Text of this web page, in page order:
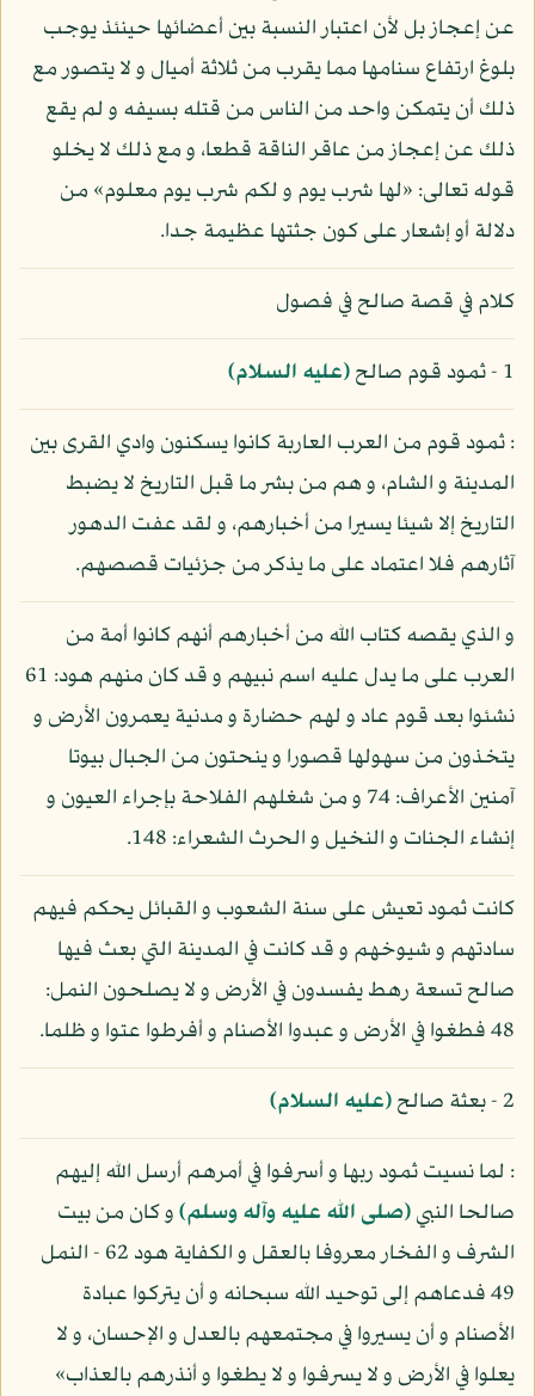
عن إعجاز بل لأن اعتبار النسبة بين أعضائها حينئذ يوجب
بلوغ ارتفاع سنامها مما يقرب من ثلاثة أميال و لا يتصور مع
ذلك أن يتمكن واحد من الناس من قتله بسيفه و لم يقع
ذلك عن إعجاز من عاقر الناقة قطعا، و مع ذلك لا يخلو
قوله تعالى: «لها شرب يوم و لكم شرب يوم معلوم» من
دلالة أو إشعار على كون جثتها عظيمة جدا.
كلام في قصة صالح في فصول
1 - ثمود قوم صالح (عليه السلام)
: ثمود قوم من العرب العاربة كانوا يسكنون وادي القرى بين
المدينة و الشام، و هم من بشر ما قبل التاريخ لا يضبط
التاريخ إلا شيئا يسيرا من أخبارهم، و لقد عفت الدهور
آثارهم فلا اعتماد على ما يذكر من جزئيات قصصهم.
و الذي يقصه كتاب الله من أخبارهم أنهم كانوا أمة من
العرب على ما يدل عليه اسم نبيهم و قد كان منهم هود: 61
نشئوا بعد قوم عاد و لهم حضارة و مدنية يعمرون الأرض و
يتخذون من سهولها قصورا و ينحتون من الجبال بيوتا
آمنين الأعراف: 74 و من شغلهم الفلاحة بإجراء العيون و
إنشاء الجنات و النخيل و الحرث الشعراء: 148.
كانت ثمود تعيش على سنة الشعوب و القبائل يحكم فيهم
سادتهم و شيوخهم و قد كانت في المدينة التي بعث فيها
صالح تسعة رهط يفسدون في الأرض و لا يصلحون النمل:
48 فطغوا في الأرض و عبدوا الأصنام و أفرطوا عتوا و ظلما.
2 - بعثة صالح (عليه السلام)
: لما نسيت ثمود ربها و أسرفوا في أمرهم أرسل الله إليهم
صالحا النبي(صلى الله عليه وآله وسلم)و كان من بيت
الشرف و الفخار معروفا بالعقل و الكفاية هود 62 - النمل
49 فدعاهم إلى توحيد الله سبحانه و أن يتركوا عبادة
الأصنام و أن يسيروا في مجتمعهم بالعدل و الإحسان، و لا
يعلوا في الأرض و لا يسرفوا و لا يطغوا و أنذرهم بالعذاب»